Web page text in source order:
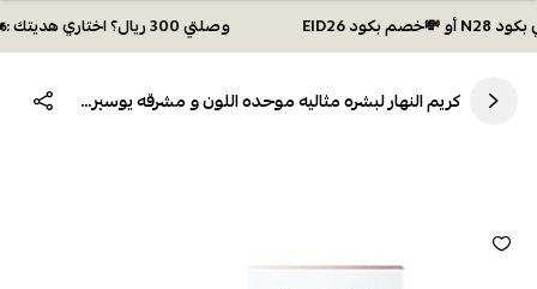
وصلتي 300 ريال؟ اختاري هديتك :🏍 شحن مجاني بكود N28 أو 💸خصم بكود EID26
كريم النهار لبشره مثاليه موحده اللون و مشرقه يوسيرين 50 مل